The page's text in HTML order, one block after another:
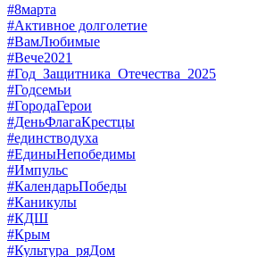
#8марта
#Активное долголетие
#ВамЛюбимые
#Вече2021
#Год_Защитника_Отечества_2025
#Годсемьи
#ГородаГерои
#ДеньФлагаКрестцы
#единстводуха
#ЕдиныНепобедимы
#Импульс
#КалендарьПобеды
#Каникулы
#КДШ
#Крым
#Культура_ряДом